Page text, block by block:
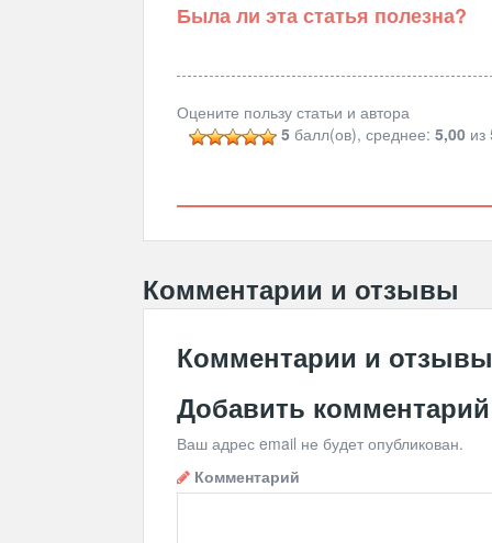
Была ли эта статья полезна?
Оцените пользу статьи и автора
5 балл(ов), среднее:5,00 из
Комментарии и отзывы
Комментарии и отзывы
Добавить комментарий
Ваш адрес email не будет опубликован.
Комментарий